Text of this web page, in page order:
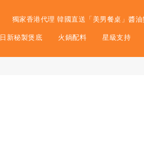
獨家香港代理 韓國直送「美男餐桌」醬油
日新秘製煲底 火鍋配料 星級支持